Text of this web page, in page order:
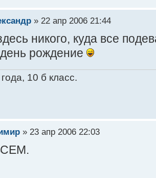
» 22 апр 2006 21:44
никого, куда все
рождение
10 б класс.
» 23 апр 2006 22:03